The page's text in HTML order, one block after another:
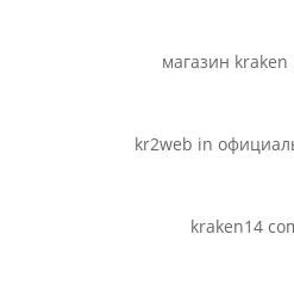
магазин
kr2web in
kraken14